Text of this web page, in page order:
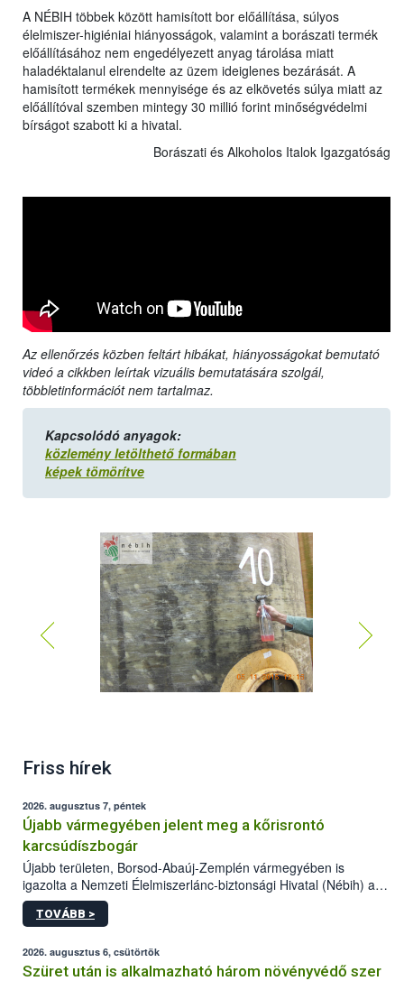
A NÉBIH többek között hamisított bor előállítása, súlyos
élelmiszer-higiéniai hiányosságok, valamint a borászati termék
előállításához nem engedélyezett anyag tárolása miatt
haladéktalanul elrendelte az üzem ideiglenes bezárását. A
hamisított termékek mennyisége és az elkövetés súlya miatt az
előállítóval szemben mintegy 30 millió forint minőségvédelmi
bírságot szabott ki a hivatal.
Borászati és Alkoholos Italok Igazgatóság
Az ellenőrzés közben feltárt hibákat, hiányosságokat bemutató
videó a cikkben leírtak vizuális bemutatására szolgál,
többletinformációt nem tartalmaz.
Kapcsolódó anyagok:
közlemény letölthető formában
képek tömörítve
Friss hírek
2026. augusztus 7, péntek
Újabb vármegyében jelent meg a kőrisrontó
karcsúdíszbogár
Újabb területen, Borsod-Abaúj-Zemplén vármegyében is
igazolta a Nemzeti Élelmiszerlánc-biztonsági Hivatal (Nébih) a
kőrisrontó karcsúdíszbogár (Agrilus planipennis) jelenlétét. A
kártevőt nem csak színcsapdában találták meg, de már fertőzött
az intenzív felderítést, emellett az intézkedéseket a szlovák
hatósággal is összehangolják a terjedés megállítása érdekében.
TOVÁBB >
2026. augusztus 6, csütörtök
Szüret után is alkalmazható három növényvédő szer